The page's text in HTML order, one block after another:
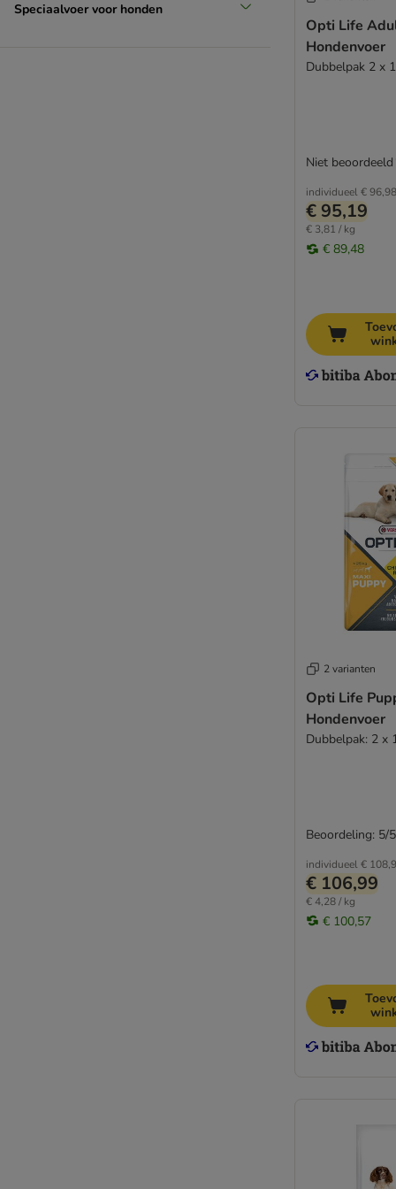
Trainer
Speciaalvoer voor honden
Opti Life
Hondenvoer
Dubbelpak 2 x
individueel€ 96,98
€ 95,19
€ 3,81 / kg
€ 89,48
Niet beoordeeld
2 varianten
Opti Life
Hondenvoer
Dubbelpak: 2 x
individueel€
€ 106,99
€ 4,28 / kg
€ 100,57
Beoordeling: 5/5